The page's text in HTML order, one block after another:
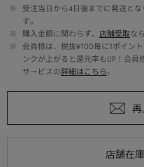
※
受注当日から4日後までに発送と
す。
※
購入金額に関わらず、 店舗受取な
※
会員様は、税抜¥100毎に1ポイン
ンクが上がると還元率もUP！会
サービスの詳細はこちら。